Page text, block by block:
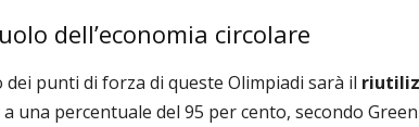
dell’economia circolare
dei punti di forza di queste Olimpiadi sarà il
una percentuale del 95 per cento, secondo